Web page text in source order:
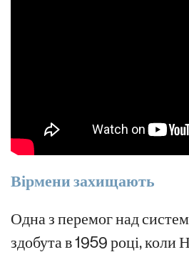
Вірмени захищають
Одна з перемог над
здобута в 1959 році, коли